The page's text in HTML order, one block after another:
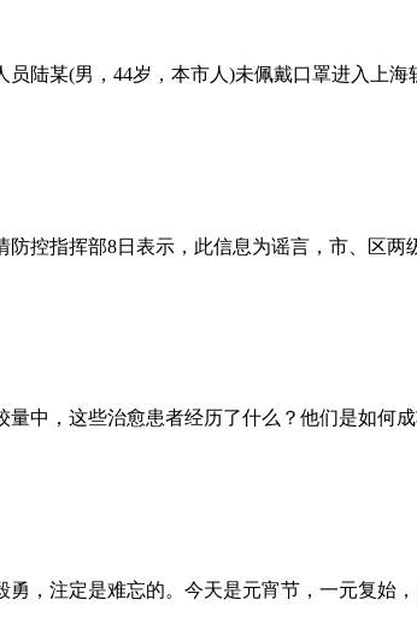
陆某(男，44岁，本市人)未佩戴口罩进入上海
控指挥部8日表示，此信息为谣言，市、区两
中，这些治愈患者经历了什么？他们是如何
，注定是难忘的。今天是元宵节，一元复始